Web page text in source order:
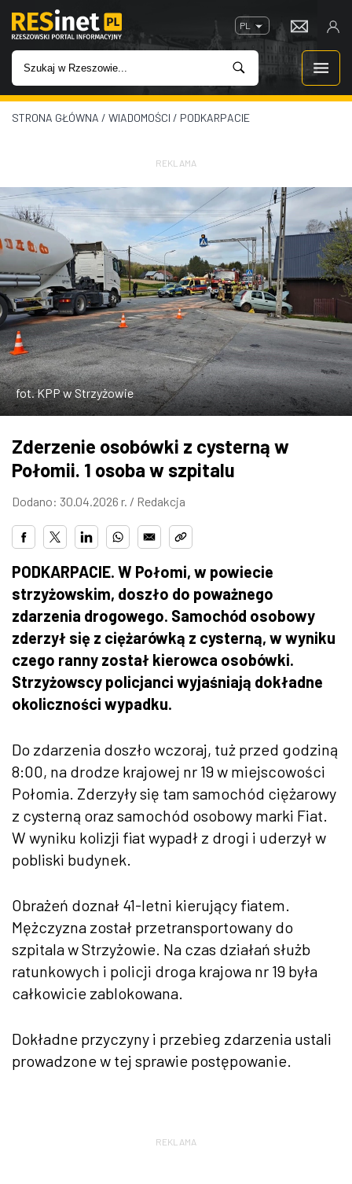
PL
WIADOMOŚCI
IMPREZY
ROZRYWKA
W KINACH
GASTRONOMIA
ZDJĘCIA
W RZESZOWIE
STRONA GŁÓWNA / WIADOMOŚCI / PODKARPACIE
REKLAMA
fot. KPP w Strzyżowie
Zderzenie osobówki z cysterną w
Połomii. 1 osoba w szpitalu
Dodano: 30.04.2026 r. / Redakcja
PODKARPACIE. W Połomi, w powiecie
strzyżowskim, doszło do poważnego
zdarzenia drogowego. Samochód osobowy
zderzył się z ciężarówką z cysterną, w wyniku
czego ranny został kierowca osobówki.
Strzyżowscy policjanci wyjaśniają dokładne
okoliczności wypadku.
Do zdarzenia doszło wczoraj, tuż przed godziną
8:00, na drodze krajowej nr 19 w miejscowości
Połomia. Zderzyły się tam samochód ciężarowy
z cysterną oraz samochód osobowy marki Fiat.
W wyniku kolizji fiat wypadł z drogi i uderzył w
pobliski budynek.
Obrażeń doznał 41-letni kierujący fiatem.
Mężczyzna został przetransportowany do
szpitala w Strzyżowie. Na czas działań służb
ratunkowych i policji droga krajowa nr 19 była
całkowicie zablokowana.
Dokładne przyczyny i przebieg zdarzenia ustali
prowadzone w tej sprawie postępowanie.
REKLAMA